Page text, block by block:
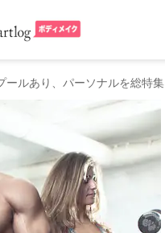
ールあり、パーソナルを総特集